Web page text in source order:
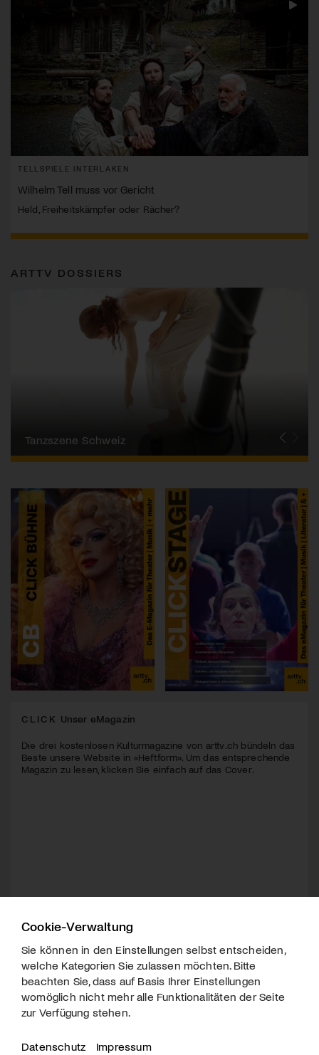
TELLSPIELE INTERLAKEN
Wilhelm Tell muss vor Gericht
Held, Freiheitskämpfer oder Rächer?
ARTTV DOSSIERS
Migros-Kulturprozent | Tanzfestival Steps
Residenzzentrum tanz+ | OPEN
Tanzszene Schweiz
CLICK Unser eMagazin
Die drei kostenlosen Kulturmagazine von arttv.ch bündeln das
Beste unsere Website in «Heftform». Um das entsprechende
Magazin zu lesen, klicken Sie einfach auf das Cover.
Cookie-Verwaltung
Sie können in den Einstellungen selbst entscheiden,
welche Kategorien Sie zulassen möchten. Bitte
beachten Sie, dass auf Basis Ihrer Einstellungen
womöglich nicht mehr alle Funktionalitäten der Seite
zur Verfügung stehen.
Datenschutz Impressum